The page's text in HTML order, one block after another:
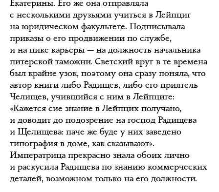
Екатерины. Его же она отправляла
с несколькими друзьями учиться в Лейпциг
на юридическом факультете. Подписывала
приказы о его продвижении по службе,
и на пике карьеры — на должность начальника
питерской таможни. Светский круг в те времена
был крайне узок, поэтому она сразу поняла, что
автор книги либо Радищев, либо его приятель
Челищев, учившийся с ним в Лейпциге:
«Кажется сие знание в Лейпцих получано,
и доводит до подозрение на господ Радищева
и Щелищева: паче же буде у них заведено
типография в доме, как сказывают».
Императрица прекрасно знала обоих лично
и раскусила Радищева по знанию коммерческих
деталей, возможном только на его должности.